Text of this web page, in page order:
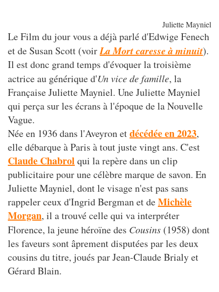
Juliette Mayniel
Le Film du jour vous a déjà parlé d'Edwige Fenech
et de Susan Scott (voirLa Mort caresse à minuit).
Il est donc grand temps d'évoquer la troisième
actrice au générique d'Un vice de famille, la
Française Juliette Mayniel. Une Juliette Mayniel
qui perça sur les écrans à l'époque de la Nouvelle
Vague.
Née en 1936 dans l'Aveyron etdécédée en 2023,
elle débarque à Paris à tout juste vingt ans. C'est
Claude Chabrol qui la repère dans un clip
publicitaire pour une célèbre marque de savon. En
Juliette Mayniel, dont le visage n'est pas sans
rappeler ceux d'Ingrid Bergman et deMichèle
Morgan, il a trouvé celle qui va interpréter
Florence, la jeune héroïne des Cousins (1958) dont
les faveurs sont âprement disputées par les deux
cousins du titre, joués par Jean-Claude Brialy et
Gérard Blain.